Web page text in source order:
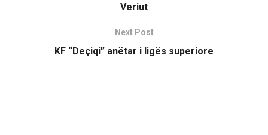
Veriut
Next Post
KF “Deçiqi” anëtar i ligës superiore